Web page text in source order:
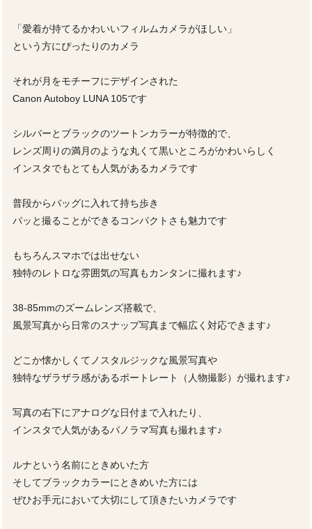
「愛着が持てるかわいいフィルムカメラがほしい」
という方にぴったりのカメラ
それが月をモチーフにデザインされた
Canon Autoboy LUNA 105です
シルバーとブラックのツートンカラーが特徴的で、
レンズ周りの満月のような丸くて黒いところがかわいらしく
インスタでもとても人気があるカメラです
普段からバッグに入れて持ち歩き
パッと撮ることができるコンパクトさも魅力です
もちろんスマホでは出せない
独特のレトロな雰囲気の写真もカンタンに撮れます♪
38-85mmのズームレンズ搭載で、
風景写真から日常のスナップ写真まで幅広く対応できます♪
どこか懐かしくてノスタルジックな風景写真や
独特なザラザラ感があるポートレート（人物撮影）が撮れます♪
写真の右下にアナログな日付まで入れたり、
インスタで人気があるパノラマ写真も撮れます♪
ルナという名前にときめいた方
そしてブラックカラーにときめいた方には
ぜひお手元において大切にして頂きたいカメラです